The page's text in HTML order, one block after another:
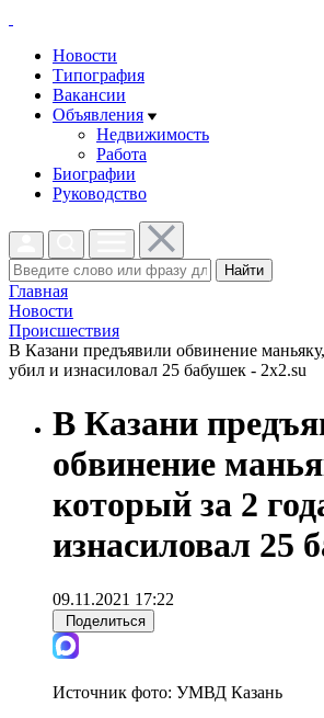
Новости
Типография
Вакансии
Объявления
Недвижимость
Работа
Биографии
Руководство
Найти
Главная
Новости
Проиcшествия
В Казани предъявили обвинение
убил и изнасиловал 25 бабушек - 2x2.su
В Казани
обвинение
который за 2
изнасиловал 25
09.11.2021 17:22
Поделиться
Источник фото: УМВД Казань